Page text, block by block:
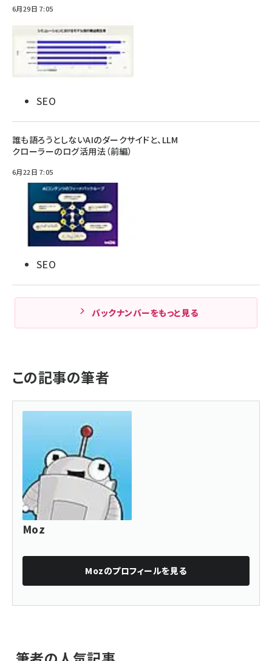
6月29日 7:05
SEO
誰も語ろうとしないAIのダークサイドと、LLM
クローラーのログ活用法（前編）
6月22日 7:05
SEO
バックナンバーをもっと見る
この記事の筆者
Moz
Mozのプロフィールを見る